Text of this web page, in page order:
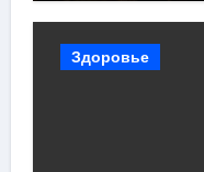
Здоровье